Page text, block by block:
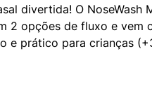
divertida! O
2 opções de fluxo e vem
e prático para crianças